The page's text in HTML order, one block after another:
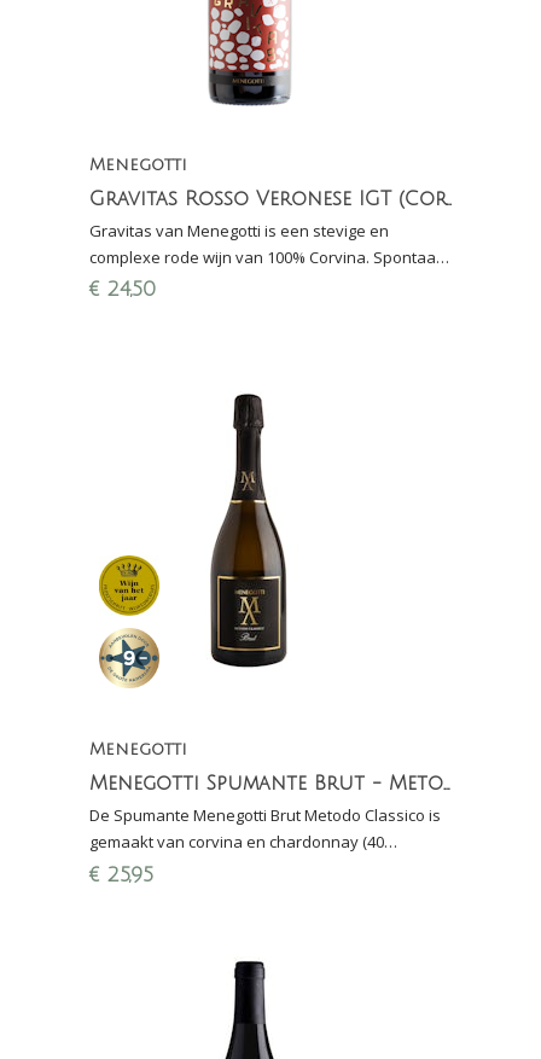
Menegotti
Gravitas Rosso Veronese IGT (Corvina)
Gravitas van Menegotti is een stevige en
complexe rode wijn van 100% Corvina. Spontaan
vergist en rijping in cement gedurende 24
€ 24,50
Menegotti
Menegotti Spumante Brut - Metodo Classico (40 maanden sur lie)
De Spumante Menegotti Brut Metodo Classico is
gemaakt van corvina en chardonnay (40
maanden sur lie): fijne mousse, fraaie zuren, fruit
€ 25,95